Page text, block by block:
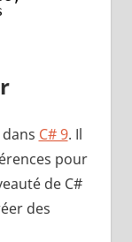
C# 9. Il
pour
de C#
des